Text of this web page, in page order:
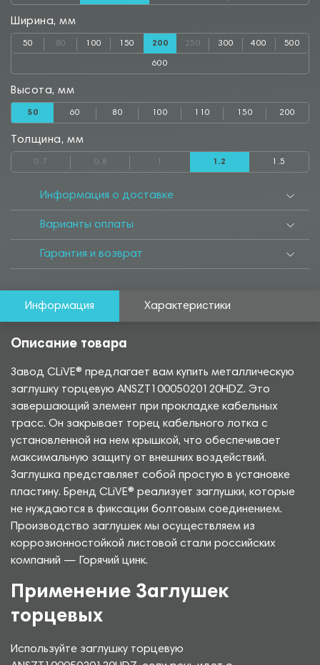
Ширина, мм
50 80 100 150 200 250 300 400 500
600
Высота, мм
50 60 80 100 110 150 200
Толщина, мм
0.7 0.8 1.2 1.5
Информация о доставке
Варианты оплаты
Гарантия и возврат
Информация Характеристики
Описание товара
Завод CLiVE® предлагает вам купить металлическую
заглушку торцевую ANSZT10005020120HDZ. Это
завершающий элемент при прокладке кабельных
трасс. Он закрывает торец кабельного лотка с
установленной на нем крышкой, что обеспечивает
максимальную защиту от внешних воздействий.
Заглушка представляет собой простую в установке
пластину. Бренд CLiVE® реализует заглушки, которые
не нуждаются в фиксации болтовым соединением.
Производство заглушек мы осуществляем из
коррозионностойкой листовой стали российских
компаний — Горячий цинк.
Применение Заглушек
торцевых
Используйте заглушку торцевую